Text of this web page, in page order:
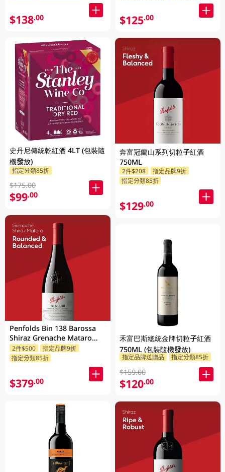
$138.00
史丹尼傳統乾紅酒 4LT (包裝隨
機發放)
指定分類85折
$175.00
$99.00
Penfolds Bin 138 Barossa
Shiraz Grenache Mataro
750ML
2件$500
指定品牌9折
指定分類85折
$379.00
$125.00
奔富冠蘭山系列切粒子紅酒
750ML
2件$208
指定品牌9折
指定分類85折
$129.00
禾富巴斯總統金牌切粒子紅酒
750ML (包裝隨機發放)
指定品牌送贈品 指定分類85折
$159.00
$120.00